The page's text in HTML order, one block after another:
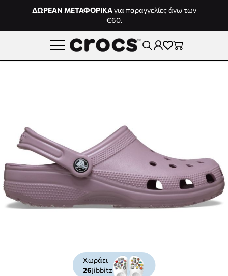
Μετάβαση στο περιεχόμενο
ΔΩΡΕΑΝ ΜΕΤΑΦΟΡΙΚΑγια παραγγελίες άνω των
€60.
Χωράει
26Jibbitz